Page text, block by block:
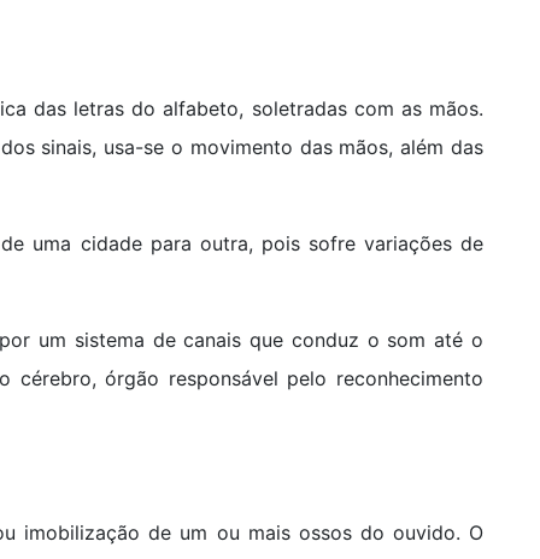
das letras do alfabeto, soletradas com as mãos.
sinais, usa-se o movimento das mãos, além das
uma cidade para outra, pois sofre variações de
um sistema de canais que conduz o som até o
órgão responsável pelo reconhecimento
imobilização de um ou mais ossos do ouvido. O